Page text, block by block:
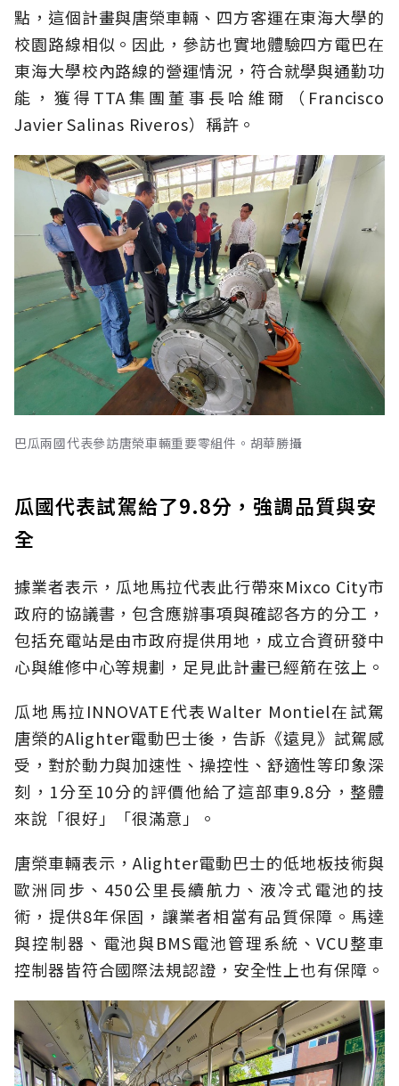
點，這個計畫與唐榮車輛、四方客運在東海大學的
校園路線相似。因此，參訪也實地體驗四方電巴在
東海大學校內路線的營運情況，符合就學與通勤功
能，獲得TTA集團董事長哈維爾（Francisco
Javier Salinas Riveros）稱許。
巴瓜兩國代表參訪唐榮車輛重要零組件。胡華勝攝
瓜國代表試駕給了9.8分，強調品質與安
全
據業者表示，瓜地馬拉代表此行帶來Mixco City市
政府的協議書，包含應辦事項與確認各方的分工，
包括充電站是由市政府提供用地，成立合資研發中
心與維修中心等規劃，足見此計畫已經箭在弦上。
瓜地馬拉INNOVATE代表Walter Montiel在試駕
唐榮的Alighter電動巴士後，告訴《遠見》試駕感
受，對於動力與加速性、操控性、舒適性等印象深
刻，1分至10分的評價他給了這部車9.8分，整體
來說「很好」「很滿意」。
唐榮車輛表示，Alighter電動巴士的低地板技術與
歐洲同步、450公里長續航力、液冷式電池的技
術，提供8年保固，讓業者相當有品質保障。馬達
與控制器、電池與BMS電池管理系統、VCU整車
控制器皆符合國際法規認證，安全性上也有保障。